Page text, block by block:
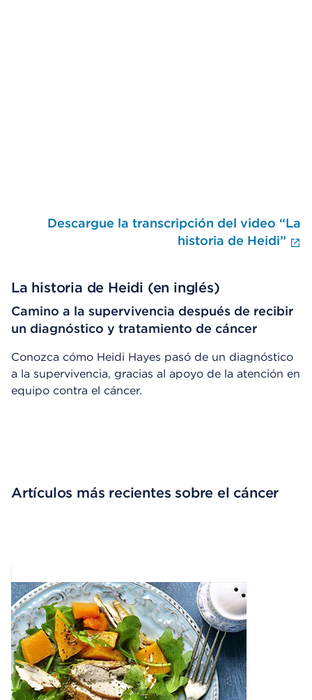
Descargue la transcripción del video “La
historia de Heidi”
La historia de Heidi (en inglés)
Camino a la supervivencia después de recibir
un diagnóstico y tratamiento de cáncer
Conozca cómo Heidi Hayes pasó de un diagnóstico
a la supervivencia, gracias al apoyo de la atención en
equipo contra el cáncer.
Artículos más recientes sobre el cáncer